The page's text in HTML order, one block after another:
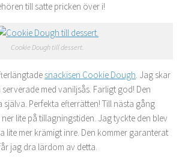
till satte pricken över i!
Cookie Dough till dessert.
snackisen Cookie Dough. Jag skar
med vaniljsås. Farligt god! Den
själva. Perfekta efterrätten! Till nästa gång
lite på tillagningstiden. Jag tyckte den blev
lite mer krämigt inre. Den kommer garanterat
jag dra lärdom av detta.